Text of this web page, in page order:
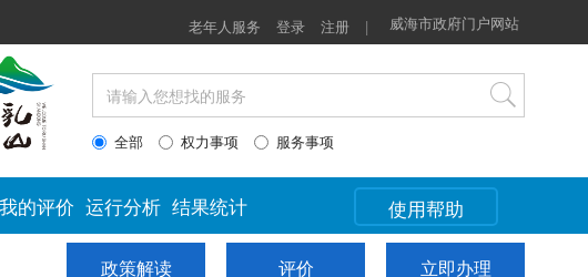
威海市政府门户网站
老年人服务 登录 注册 |
全部 权力事项 服务事项
我的评价 运行分析 结果统计 使用帮助
评价 立即办理
政策解读 评价 立即办理